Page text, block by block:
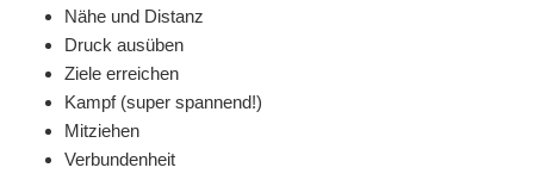
Nähe und Distanz
Druck ausüben
Ziele erreichen
Kampf (super spannend!)
Mitziehen
Verbundenheit